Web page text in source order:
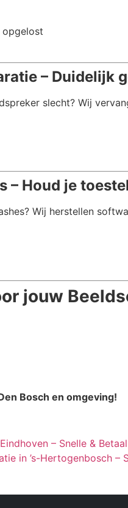
– Duidelijk
slecht? Wij
– Houd je
Wij herstellen
jouw
Bosch en omgeving!
– Snelle &
in ’s-Hertogenbosch –